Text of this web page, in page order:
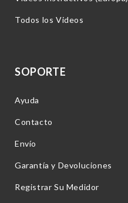
Todos los Videos
SOPORTE
Ayuda
Contacto
Envío
Garantía y Devoluciones
Registrar Su Medidor